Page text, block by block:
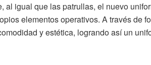
al igual que las patrullas, el nuevo
elementos operativos. A través de
y estética, logrando así un